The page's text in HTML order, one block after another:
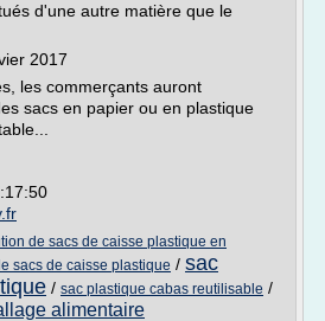
d'une autre matière que le
2017
les commerçants auront
sacs en papier ou en plastique
de sacs de caisse plastique en
sacs de caisse plastique / sac
/ sac plastique cabas reutilisable /
alimentaire